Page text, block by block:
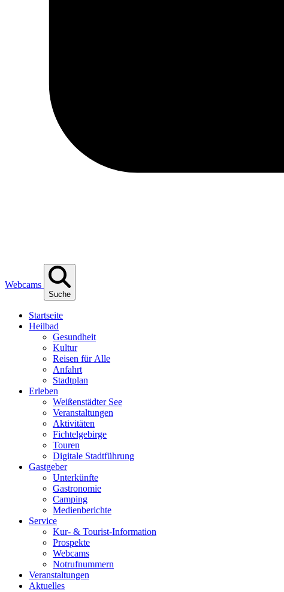
Webcams
Suche
Start­sei­te
Heil­bad
Gesund­heit
Kul­tur
Rei­sen für Alle
Anfahrt
Stadt­plan
Erle­ben
Wei­ßen­städ­ter See
Ver­an­stal­tun­gen
Akti­vi­tä­ten
Fich­tel­ge­bir­ge
Tou­ren
Digi­ta­le Stadtführung
Gast­ge­ber
Unter­künf­te
Gas­tro­no­mie
Cam­ping
Medi­en­be­rich­te
Ser­vice
Kur- & Tourist-Information
Pro­spek­te
Web­cams
Not­ruf­num­mern
Ver­an­stal­tun­gen
Aktu­el­les